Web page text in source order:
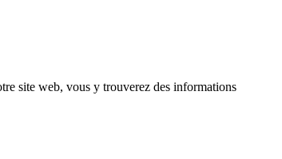
site web, vous y trouverez des informations